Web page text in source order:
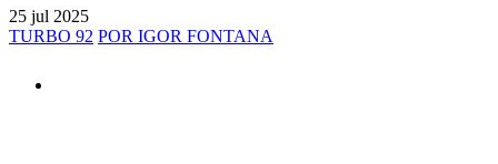
25 jul 2025
TURBO 92 POR IGOR FONTANA